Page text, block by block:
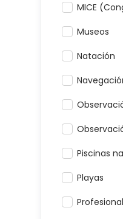
MICE
Museos
Natación
Piscinas
Playas